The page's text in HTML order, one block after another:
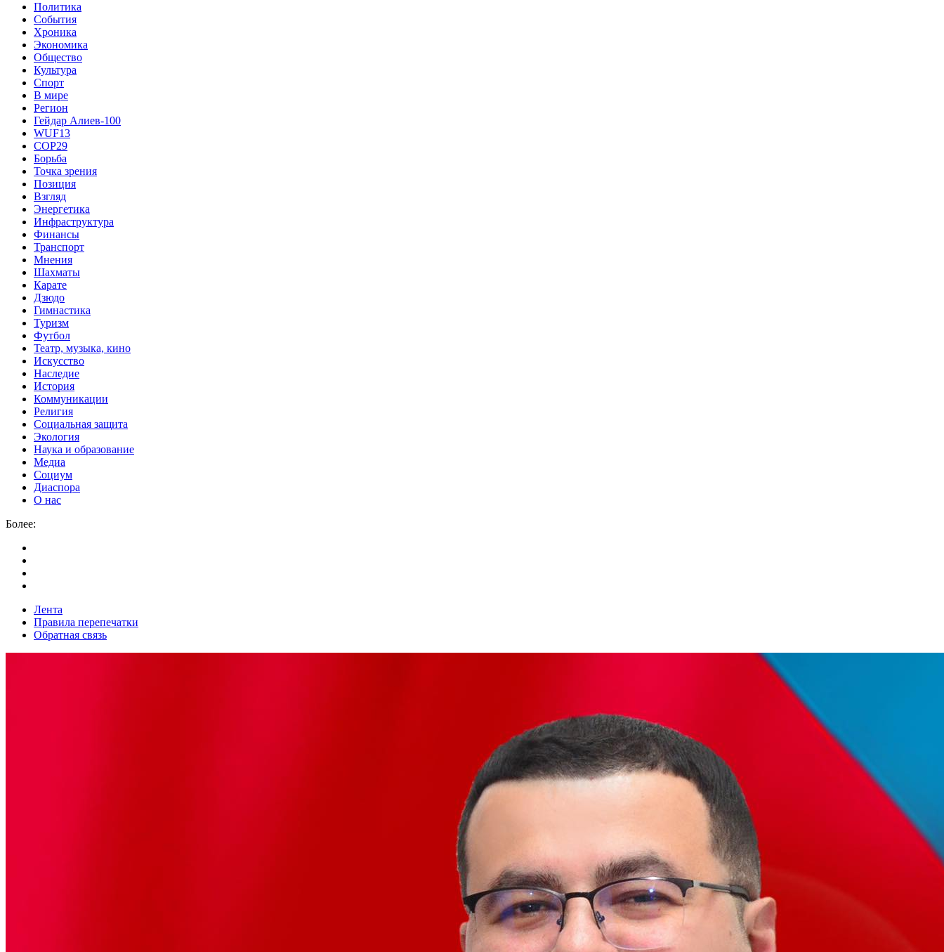
Политика
События
Хроника
Экономика
Общество
Культура
Спорт
В мире
Регион
Гейдар Алиев-100
WUF13
COP29
Борьба
Точка зрения
Позиция
Взгляд
Энергетика
Инфраструктура
Финансы
Транспорт
Мнения
Шахматы
Карате
Дзюдо
Гимнастика
Туризм
Футбол
Театр, музыка, кино
Искусство
Наследие
История
Коммуникации
Религия
Социальная защита
Экология
Наука и образование
Медиа
Социум
Диаспора
О нас
Более:
Лента
Правила перепечатки
Обратная связь